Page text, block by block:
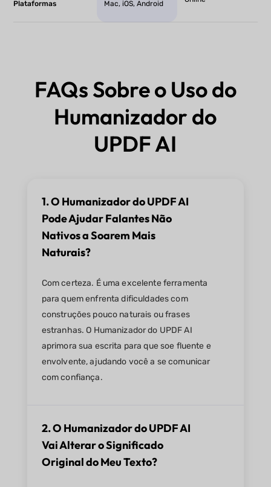
Plataformas Mac, iOS, Android
FAQs Sobre o Uso do
Humanizador do
UPDF AI
1. O Humanizador do UPDF AI
Pode Ajudar Falantes Não
Nativos a Soarem Mais
Naturais?
Com certeza. É uma excelente ferramenta
para quem enfrenta dificuldades com
construções pouco naturais ou frases
estranhas. O Humanizador do UPDF AI
aprimora sua escrita para que soe fluente e
envolvente, ajudando você a se comunicar
com confiança.
2. O Humanizador do UPDF AI
Vai Alterar o Significado
Original do Meu Texto?